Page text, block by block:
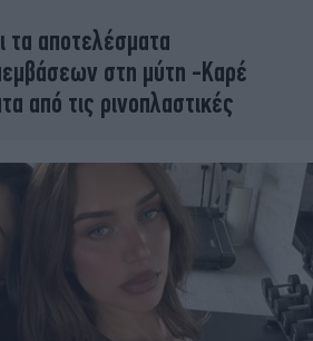
THE OCEAN
ELAMEFORA
τα αποτελέσματα
στη μύτη -Καρέ
από τις ρινοπλαστικές